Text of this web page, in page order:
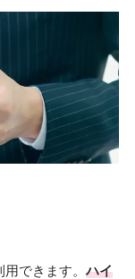
用できます。ハイ